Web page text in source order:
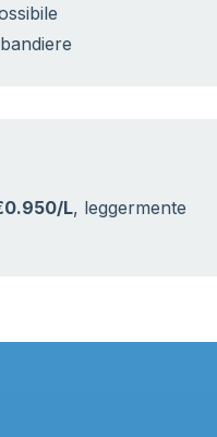
L, leggermente